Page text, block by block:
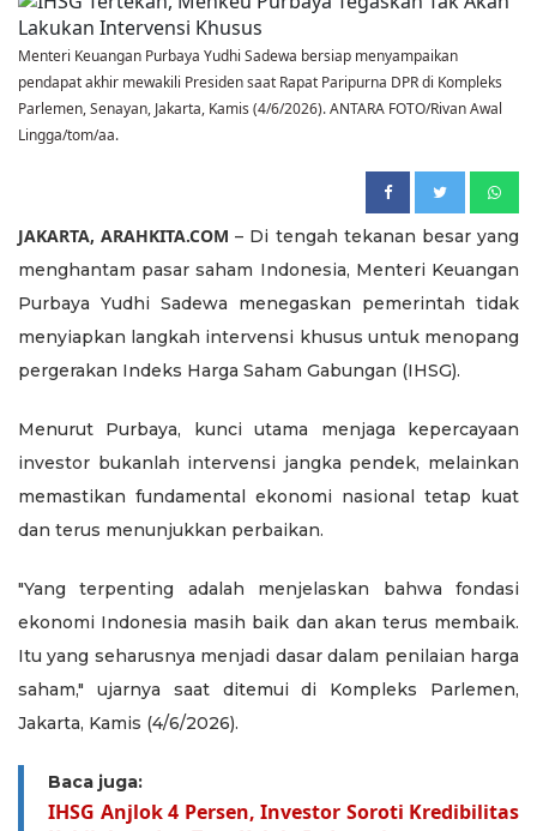
Menteri Keuangan Purbaya Yudhi Sadewa bersiap menyampaikan
pendapat akhir mewakili Presiden saat Rapat Paripurna DPR di Kompleks
Parlemen, Senayan, Jakarta, Kamis (4/6/2026). ANTARA FOTO/Rivan Awal
Lingga/tom/aa.
JAKARTA, ARAHKITA.COM – Di tengah tekanan besar yang
menghantam pasar saham Indonesia, Menteri Keuangan
Purbaya Yudhi Sadewa menegaskan pemerintah tidak
menyiapkan langkah intervensi khusus untuk menopang
pergerakan Indeks Harga Saham Gabungan (IHSG).
Menurut Purbaya, kunci utama menjaga kepercayaan
investor bukanlah intervensi jangka pendek, melainkan
memastikan fundamental ekonomi nasional tetap kuat
dan terus menunjukkan perbaikan.
"Yang terpenting adalah menjelaskan bahwa fondasi
ekonomi Indonesia masih baik dan akan terus membaik.
Itu yang seharusnya menjadi dasar dalam penilaian harga
saham," ujarnya saat ditemui di Kompleks Parlemen,
Jakarta, Kamis (4/6/2026).
Baca juga:
IHSG Anjlok 4 Persen, Investor Soroti Kredibilitas